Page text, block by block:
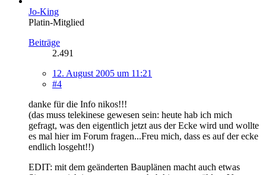
Jo-King
Platin-Mitglied
Beiträge
2.491
12. August 2005 um 11:21
#4
danke für die Info nikos!!!
(das muss telekinese gewesen sein: heute hab ich mich
gefragt, was den eigentlich jetzt aus der Ecke wird und wollte
es mal hier im Forum fragen...Freu mich, dass es auf der ecke
endlich losgeht!!)
EDIT: mit dem geänderten Bauplänen macht auch etwas